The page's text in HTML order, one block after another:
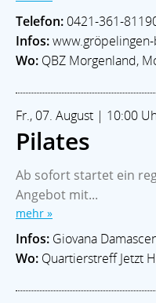
Telefon: 0421-361-
Infos:
Wo: QBZ Morgenland,
Fr., 07. August | 10:00
Pilates
Ab sofort startet ein
Angebot mit...
mehr »
Infos: Giovana
Wo: Quartierstreff Jetzt